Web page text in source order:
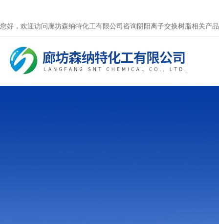
您好，欢迎访问廊坊森纳特化工有限公司咨询阴阳离子交换树脂相关产